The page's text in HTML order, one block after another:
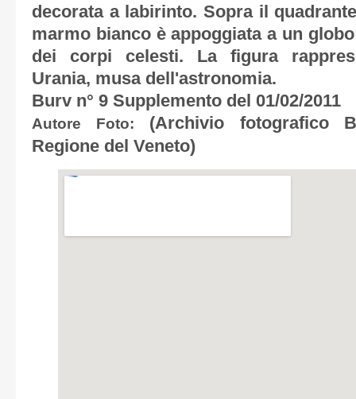
decorata a labirinto. Sopra il
marmo bianco è appoggiata a un
dei corpi celesti. La figura
Urania, musa dell'astronomia.
Burv n° 9 Supplemento del 01/02/2011
Autore Foto: (Archivio fotografico
Regione del Veneto)